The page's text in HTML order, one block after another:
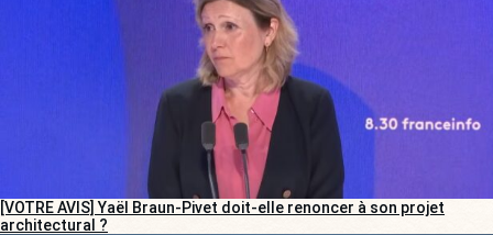
[VOTRE AVIS] Yaël Braun-Pivet doit-elle renoncer à son projet
architectural ?